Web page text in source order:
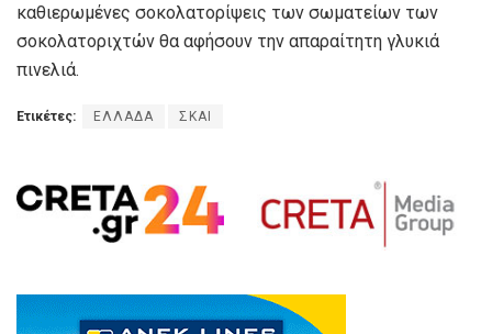
καθιερωμένες σοκολατορίψεις των σωματείων των
σοκολατοριχτών θα αφήσουν την απαραίτητη γλυκιά
πινελιά.
Ετικέτες: ΕΛΛΑΔΑ ΣΚΑΙ